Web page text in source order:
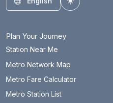
Toggle theme
Plan Your Journey
Station Near Me
Metro Network Map
Metro Fare Calculator
Metro Station List